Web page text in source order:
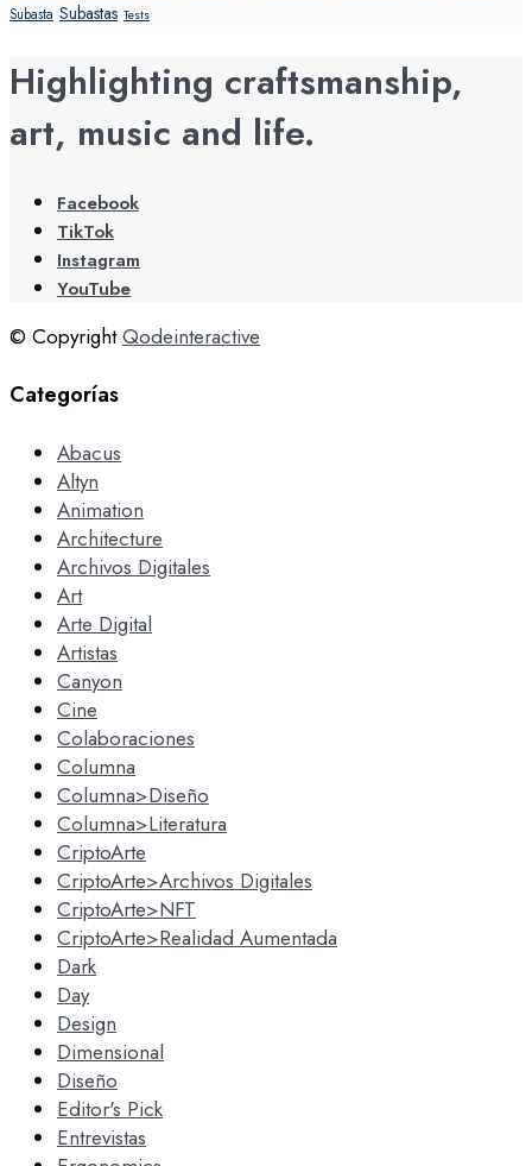
Subasta Subastas Tests
Highlighting craftsmanship,
art, music and life.
Facebook
TikTok
Instagram
YouTube
© CopyrightQodeinteractive
Categorías
Abacus
Altyn
Animation
Architecture
Archivos Digitales
Art
Arte Digital
Artistas
Canyon
Cine
Colaboraciones
Columna
Columna>Diseño
Columna>Literatura
CriptoArte
CriptoArte>Archivos Digitales
CriptoArte>NFT
CriptoArte>Realidad Aumentada
Dark
Day
Design
Dimensional
Diseño
Editor's Pick
Entrevistas